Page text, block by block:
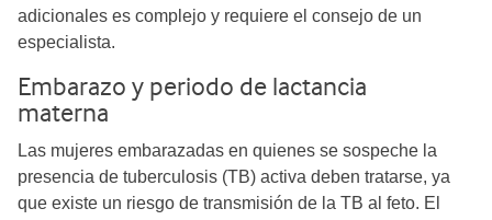
adicionales es complejo y requiere el consejo de un
especialista.
Embarazo y periodo de lactancia
materna
Las mujeres embarazadas en quienes se sospeche la
presencia de tuberculosis (TB) activa deben tratarse, ya
que existe un riesgo de transmisión de la TB al feto. El